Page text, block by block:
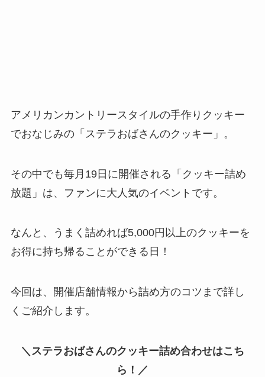
アメリカンカントリースタイルの手作りクッキー
でおなじみの「ステラおばさんのクッキー」。
その中でも毎月19日に開催される「クッキー詰め
放題」は、ファンに大人気のイベントです。
なんと、うまく詰めれば5,000円以上のクッキーを
お得に持ち帰ることができる日！
今回は、開催店舗情報から詰め方のコツまで詳し
くご紹介します。
＼ステラおばさんのクッキー詰め合わせはこち
ら！／